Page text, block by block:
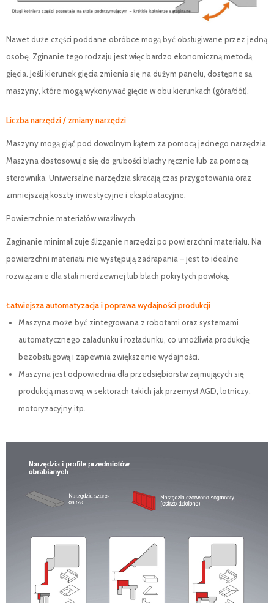
Nawet duże części poddane obróbce mogą być obsługiwane przez jedną
osobę. Zginanie tego rodzaju jest więc bardzo ekonomiczną metodą
gięcia. Jeśli kierunek gięcia zmienia się na dużym panelu, dostępne są
maszyny, które mogą wykonywać gięcie w obu kierunkach (góra/dół).
Liczba narzędzi / zmiany narzędzi
Maszyny mogą giąć pod dowolnym kątem za pomocą jednego narzędzia.
Maszyna dostosowuje się do grubości blachy ręcznie lub za pomocą
sterownika. Uniwersalne narzędzia skracają czas przygotowania oraz
zmniejszają koszty inwestycyjne i eksploatacyjne.
Powierzchnie materiałów wrażliwych
Zaginanie minimalizuje ślizganie narzędzi po powierzchni materiału. Na
powierzchni materiału nie występują zadrapania – jest to idealne
rozwiązanie dla stali nierdzewnej lub blach pokrytych powłoką.
Łatwiejsza automatyzacja i poprawa wydajności produkcji
Maszyna może być zintegrowana z robotami oraz systemami
automatycznego załadunku i rozładunku, co umożliwia produkcję
bezobsługową i zapewnia zwiększenie wydajności.
Maszyna jest odpowiednia dla przedsiębiorstw zajmujących się
produkcją masową, w sektorach takich jak przemysł AGD, lotniczy,
motoryzacyjny itp.